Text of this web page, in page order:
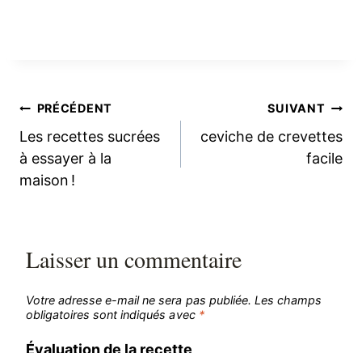
Navigation
de
l’article
PRÉCÉDENT
Les recettes sucrées
à essayer à la
maison !
SUIVANT
ceviche de crevettes
facile
Laisser un commentaire
Votre adresse e-mail ne sera pas publiée. Les champs
obligatoires sont indiqués avec *
Évaluation de la recette